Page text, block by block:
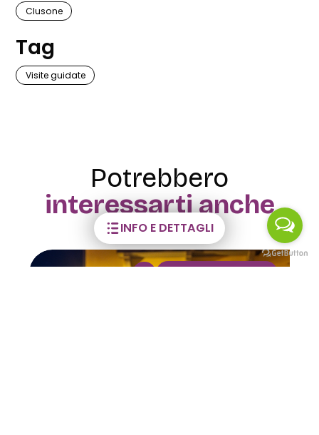
INFO E DETTAGLI
Clusone
Tag
Visite guidate
Potrebbero
interessarti anche